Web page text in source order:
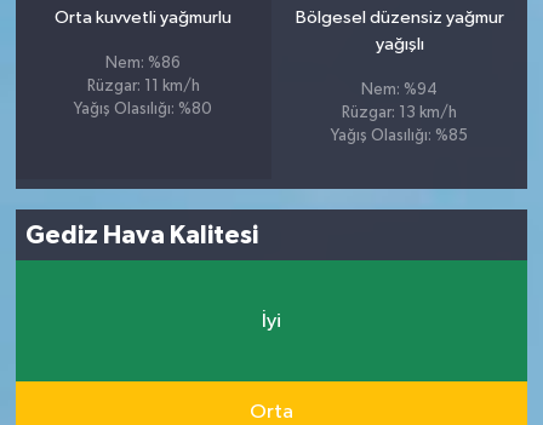
Orta kuvvetli yağmurlu
Nem: %86
Rüzgar: 11 km/h
Yağış Olasılığı: %80
Bölgesel düzensiz yağmur
yağışlı
Nem: %94
Rüzgar: 13 km/h
Yağış Olasılığı: %85
Gediz Hava Kalitesi
İyi
Orta